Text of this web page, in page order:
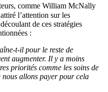
comme William McNally
l’attention sur les
de ces stratégies
:
t-il pour le reste de
augmenter. Il y a moins
priorités comme les soins de
allons payer pour cela